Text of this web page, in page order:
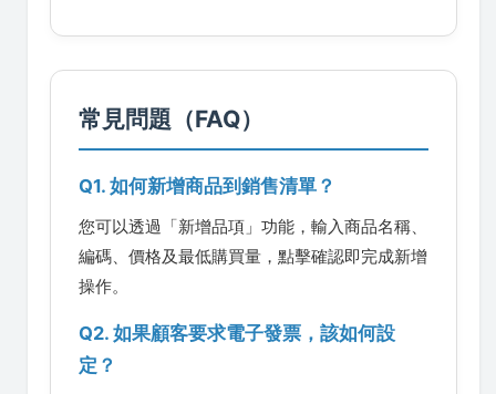
常見問題（FAQ）
Q1. 如何新增商品到銷售清單？
您可以透過「新增品項」功能，輸入商品名稱、
編碼、價格及最低購買量，點擊確認即完成新增
操作。
Q2. 如果顧客要求電子發票，該如何設
定？